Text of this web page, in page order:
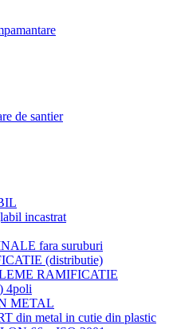
de santier
incastrat
fara suruburi
(distributie)
RAMIFICATIE
4poli
METAL
din metal in cutie din plastic